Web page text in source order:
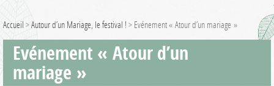
Accueil >Autour d’un Mariage, le festival ! > Evénement « Atour d’un mariage »
Evénement « Atour d’un
mariage »